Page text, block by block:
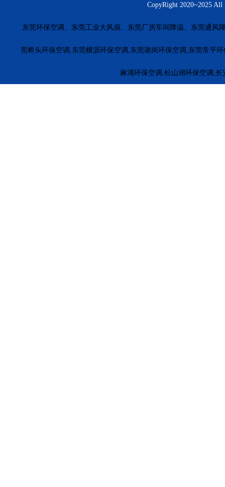
CopyRight 2020~2025
东莞环保空调、东莞工业大风扇、东莞厂房车间降温、东莞通
莞桥头环保空调,东莞横沥环保空调,东莞谢岗环保空调,东莞常平
麻涌环保空调,松山湖环保空调,